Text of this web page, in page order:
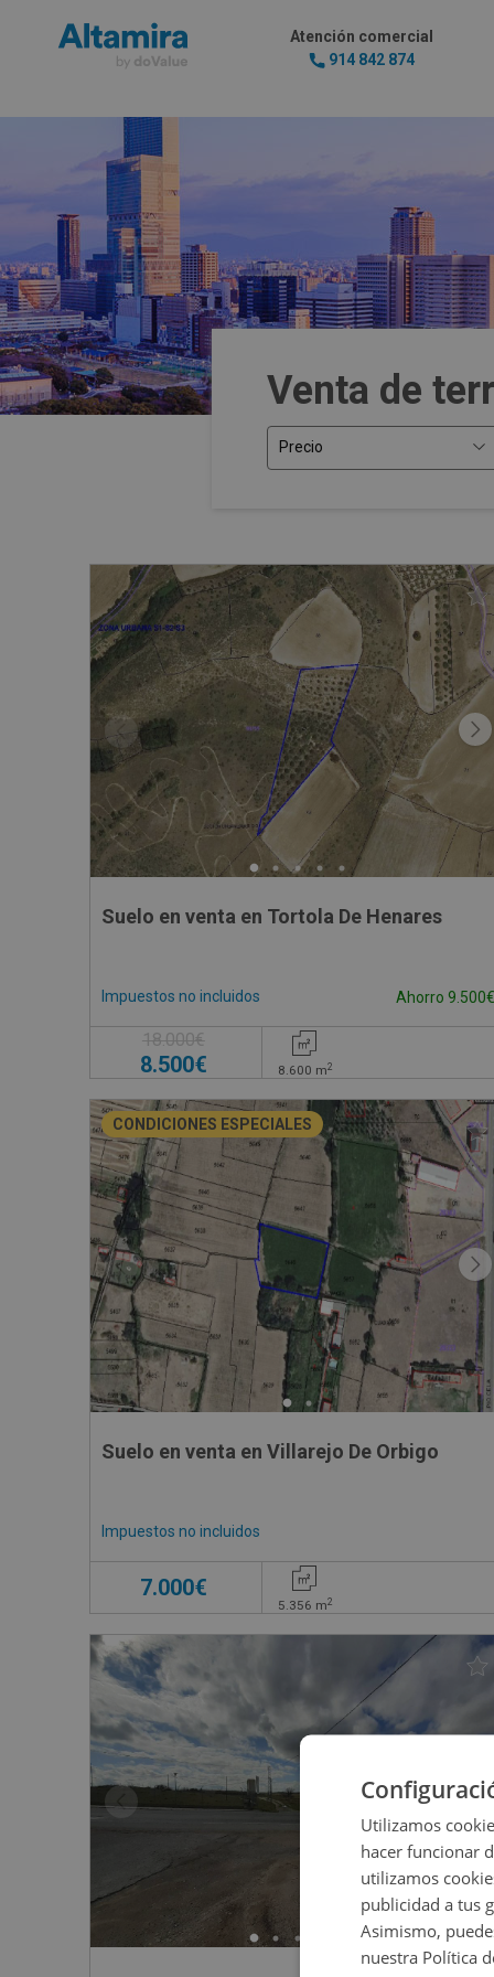
Atención comercial
914 842 874
Venta de
Precio
Suelo en venta en Tortola De Henares
Impuestos no incluidos Ahorro 9.500€
18.000€
8.500€ 8.600 m2
CONDICIONES ESPECIALES
Suelo en venta en Villarejo De Orbigo
Impuestos no incluidos
7.000€
5.356 m2
Utilizamos
hacer funcionar
utilizamos
publicidad a tus
Asimismo,
nuestra Política